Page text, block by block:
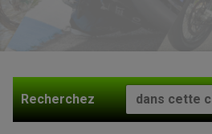
Recherchez